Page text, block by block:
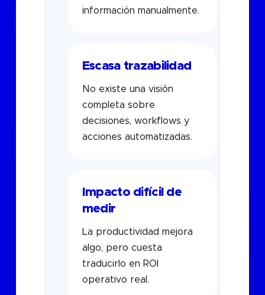
información manualmente.
Escasa trazabilidad
No existe una visión
completa sobre
decisiones, workflows y
acciones automatizadas.
Impacto difícil de
medir
La productividad mejora
algo, pero cuesta
traducirlo en ROI
operativo real.